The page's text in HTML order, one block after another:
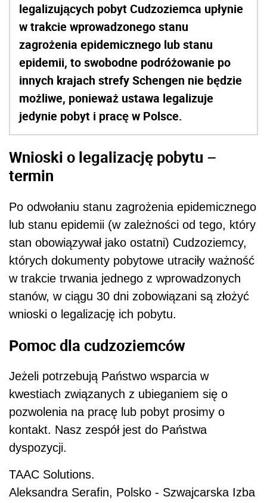
legalizujących pobyt Cudzoziemca upłynie
w trakcie wprowadzonego stanu
zagrożenia epidemicznego lub stanu
epidemii, to swobodne podróżowanie po
innych krajach strefy Schengen nie będzie
możliwe, ponieważ ustawa legalizuje
jedynie pobyt i pracę w Polsce.
Wnioski o legalizację pobytu –
termin
Po odwołaniu stanu zagrożenia epidemicznego
lub stanu epidemii (w zależności od tego, który
stan obowiązywał jako ostatni) Cudzoziemcy,
których dokumenty pobytowe utraciły ważność
w trakcie trwania jednego z wprowadzonych
stanów, w ciągu 30 dni zobowiązani są złożyć
wnioski o legalizację ich pobytu.
Pomocdla cudzoziemców
Jeżeli potrzebują Państwo wsparcia w
kwestiach związanych z ubieganiem się o
pozwolenia na pracę lub pobyt prosimy o
kontakt. Nasz zespół jest do Państwa
dyspozycji.
TAAC Solutions.
Aleksandra Serafin, Polsko - Szwajcarska Izba